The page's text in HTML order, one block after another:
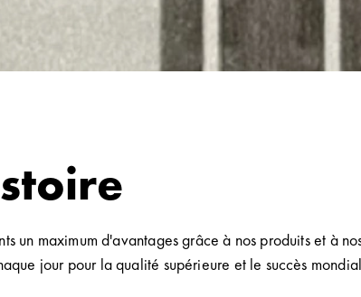
un maximum d'avantages grâce à nos produits et à
jour pour la qualité supérieure et le succès